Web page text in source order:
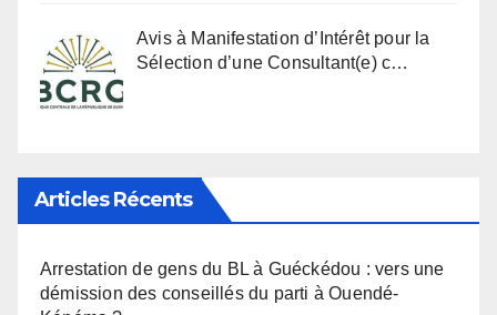
Avis à Manifestation d’Intérêt pour la
Sélection d’une Consultant(e) c…
Articles Récents
Arrestation de gens du BL à Guéckédou : vers une
démission des conseillés du parti à Ouendé-